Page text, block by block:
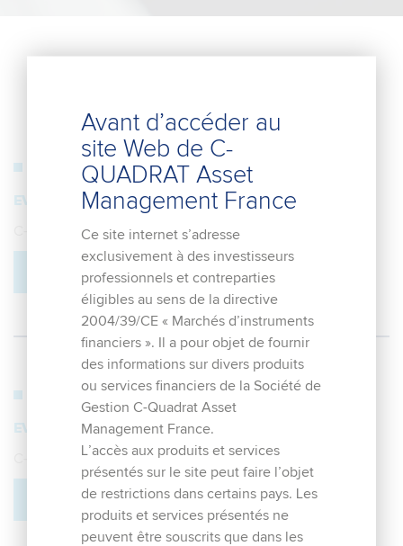
13. décembre 2019
EVOLUTION DE LA SICAV AIM LUX
C-QUADRAT Asset Management France
EN SAVOIR PLUS
5. décembre 2019
EVOLUTION DU FCP US OPÉRA
C-QUADRAT Asset Management France
EN SAVOIR PLUS
Avant d’accéder au
site Web de C-
QUADRAT Asset
Management France
Ce site internet s’adresse
exclusivement à des investisseurs
professionnels et contreparties
éligibles au sens de la directive
2004/39/CE « Marchés d’instruments
financiers ». Il a pour objet de fournir
des informations sur divers produits
ou services financiers de la Société de
Gestion C-Quadrat Asset
Management France.
L’accès aux produits et services
présentés sur le site peut faire l’objet
de restrictions dans certains pays. Les
produits et services présentés ne
peuvent être souscrits que dans les